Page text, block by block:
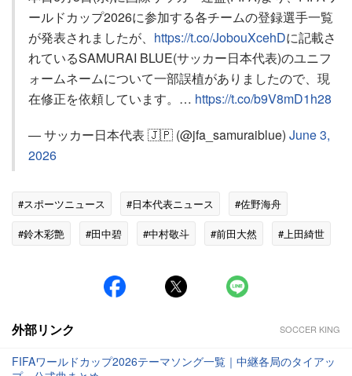
ールドカップ2026に参加する各チームの登録選手一覧
が発表されましたが、 https://t.co/JobouXcehDに記載さ
れているSAMURAI BLUE(サッカー日本代表)のユニフ
ォームネームについて一部誤植がありましたので、現
在修正を依頼しています。… https://t.co/b9V8mD1h28
— サッカー日本代表 🇯🇵 (@jfa_samuraiblue) June 3,
2026
#スポーツニュース #日本代表ニュース
#佐野海舟
#鈴木彩艶
#田中碧 #中村敬斗 #前田大然
#上田綺世
外部リンク SOCCER KING
FIFAワールドカップ2026テーマソング一覧｜中継各局のタイアッ